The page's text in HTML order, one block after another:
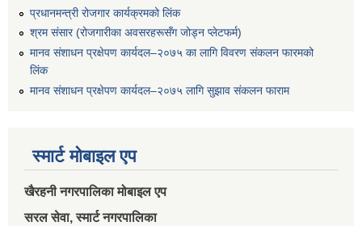
प्रधानमन्त्री रोजगार कार्यक्रमको लिंक
श्रम संसार (रोजगारीका अवसरहरूसँग जोड्न प्लेटफर्म)
मानव संशाधन प्रक्षेपण कार्यदल–२०७५ का लागि विवरण संकलन फारमको
लिंक
मानव संशाधन प्रक्षेपण कार्यदल–२०७५ लागि सुझाव संकलन फाराम
स्मार्ट मोबाइल एप
खैरहनी नगरपालिका मोबाइल एप
सरल सेवा, स्मार्ट नगरपालिका